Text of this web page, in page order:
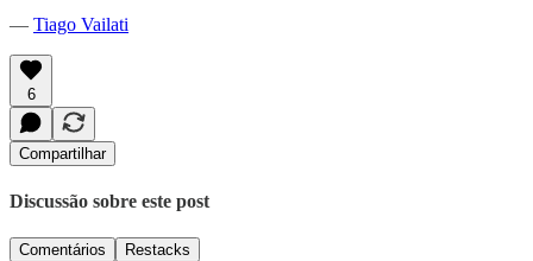
— Tiago Vailati
6
Compartilhar
Discussão sobre este post
Comentários Restacks